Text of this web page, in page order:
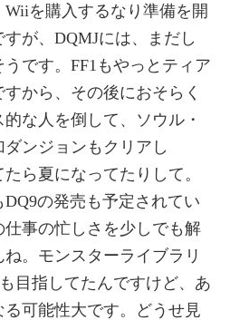
Wiiを購入するなり準備を開
が、DQMJには、まだし
です。FF1もやっとティア
から、その後におそらく
な人を倒して、ソウル・
ンジョンもクリアし
ら夏になってたりして。
の発売も予定されてい
事の忙しさを少しでも解
。モンスターライブラリ
目指してたんですけど、あ
可能性大です。どうせ見